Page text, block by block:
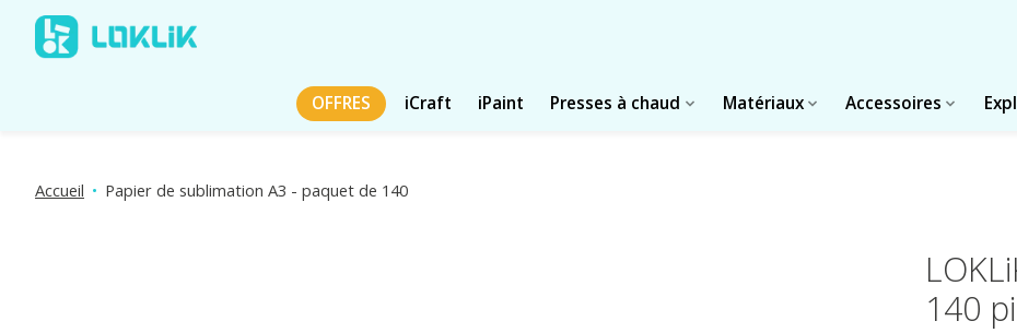
OFFRES iCraft iPaint Presses à chaud Matériaux Accessoires
Accueil • Papier de sublimation A3 - paquet de 140
140